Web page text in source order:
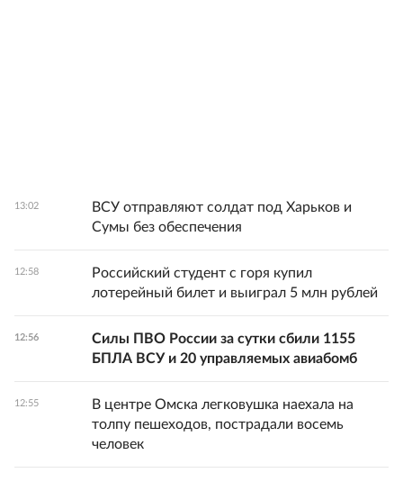
13:02
ВСУ отправляют солдат под Харьков и
Сумы без обеспечения
12:58
Российский студент с горя купил
лотерейный билет и выиграл 5 млн рублей
12:56
Силы ПВО России за сутки сбили 1155
БПЛА ВСУ и 20 управляемых авиабомб
12:55
В центре Омска легковушка наехала на
толпу пешеходов, пострадали восемь
человек